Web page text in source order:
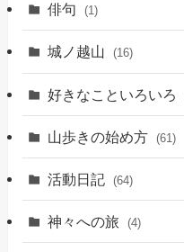
俳句 (1)
城ノ越山 (16)
好きなこといろいろ
山歩きの始め方 (61)
活動日記 (64)
神々への旅 (4)